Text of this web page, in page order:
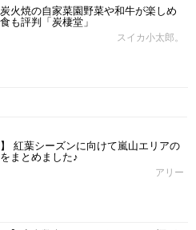
火焼の自家菜園野菜や和牛が楽しめ
も評判「炭棲堂」
スイカ小太郎。
】 紅葉シーズンに向けて嵐山エリアの
まとめました♪
アリー